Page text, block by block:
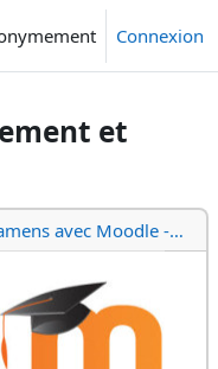
Connexion
et
Examens avec Moodle - Prüfungen mit Moodle